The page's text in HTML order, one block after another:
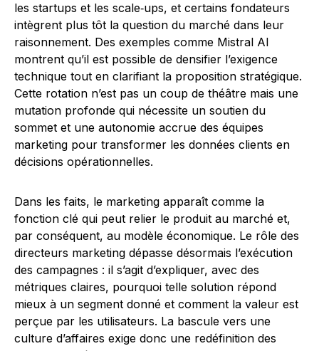
les startups et les scale‑ups, et certains fondateurs
intègrent plus tôt la question du marché dans leur
raisonnement. Des exemples comme Mistral AI
montrent qu’il est possible de densifier l’exigence
technique tout en clarifiant la proposition stratégique.
Cette rotation n’est pas un coup de théâtre mais une
mutation profonde qui nécessite un soutien du
sommet et une autonomie accrue des équipes
marketing pour transformer les données clients en
décisions opérationnelles.
Dans les faits, le marketing apparaît comme la
fonction clé qui peut relier le produit au marché et,
par conséquent, au modèle économique. Le rôle des
directeurs marketing dépasse désormais l’exécution
des campagnes : il s’agit d’expliquer, avec des
métriques claires, pourquoi telle solution répond
mieux à un segment donné et comment la valeur est
perçue par les utilisateurs. La bascule vers une
culture d’affaires exige donc une redéfinition des